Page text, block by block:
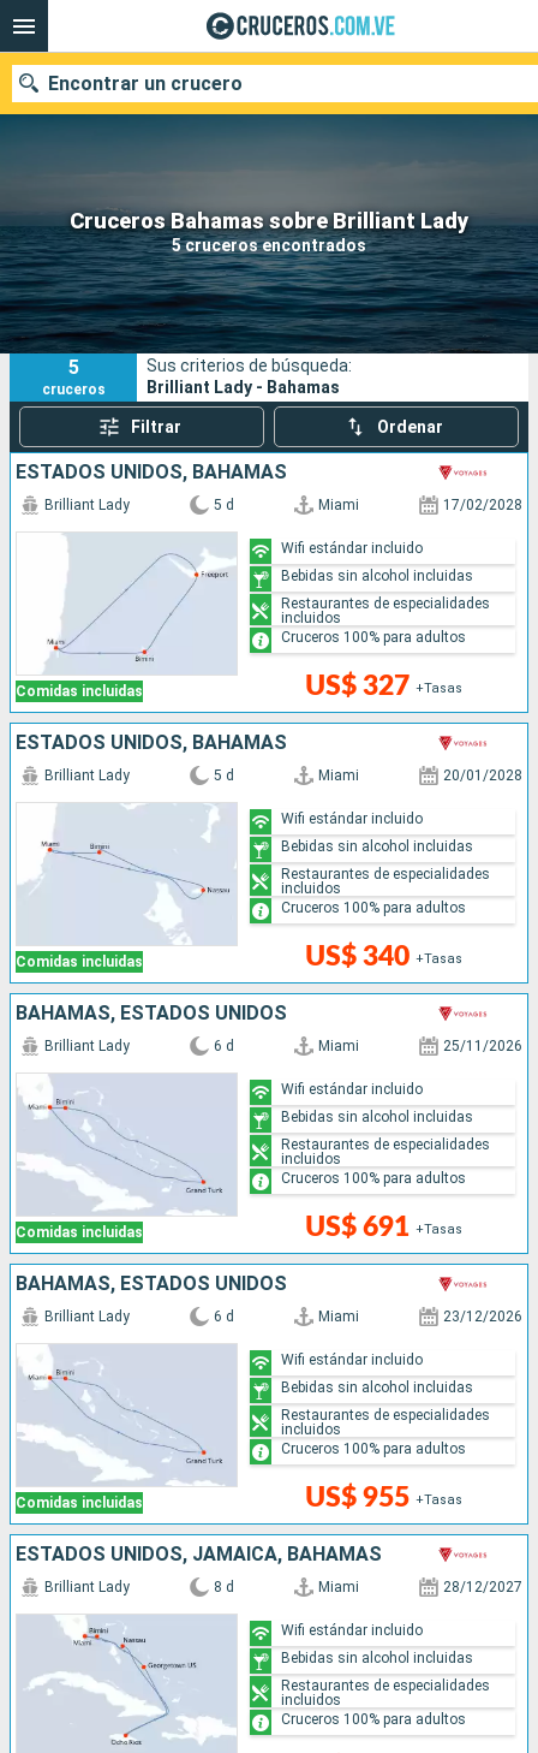
Cruceros Bahamas sobre Brilliant Lady
5 cruceros encontrados
Encontrar un crucero
Nuestros destinos
Fecha de salida
Puertos Compañías
Buscar
5
cruceros
Sus criterios de búsqueda:
Brilliant Lady - Bahamas
Filtrar Ordenar
ESTADOS UNIDOS, BAHAMAS
Comidas incluidas
Brilliant Lady 5 d Miami 17/02/2028
US$ 327 +Tasas
Wifi estándar incluido
Bebidas sin alcohol incluidas
Restaurantes de especialidades
incluidos
Cruceros 100% para adultos
ESTADOS UNIDOS, BAHAMAS
Comidas incluidas
Brilliant Lady 5 d Miami 20/01/2028
US$ 340 +Tasas
Wifi estándar incluido
Bebidas sin alcohol incluidas
Restaurantes de especialidades
incluidos
Cruceros 100% para adultos
BAHAMAS, ESTADOS UNIDOS
Comidas incluidas
Brilliant Lady 6 d Miami 25/11/2026
US$ 691 +Tasas
Wifi estándar incluido
Bebidas sin alcohol incluidas
Restaurantes de especialidades
incluidos
Cruceros 100% para adultos
BAHAMAS, ESTADOS UNIDOS
Comidas incluidas
Brilliant Lady 6 d Miami 23/12/2026
US$ 955 +Tasas
Wifi estándar incluido
Bebidas sin alcohol incluidas
Restaurantes de especialidades
incluidos
Cruceros 100% para adultos
ESTADOS UNIDOS, JAMAICA, BAHAMAS
Brilliant Lady 8 d Miami 28/12/2027
Wifi estándar incluido
Bebidas sin alcohol incluidas
Restaurantes de especialidades
incluidos
Cruceros 100% para adultos